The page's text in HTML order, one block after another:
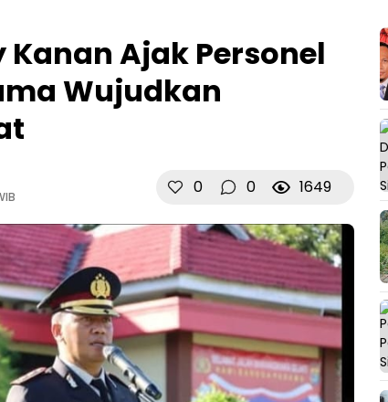
Kanan Ajak Personel
Wujudkan
0 0 1649